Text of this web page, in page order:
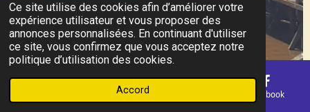
Ce site utilise des cookies afin d’améliorer votre
expérience utilisateur et vous proposer des
annonces personnalisées. En continuant d'utiliser
ce site, vous confirmez que vous acceptez notre
politique d’utilisation des cookies.
Accord
Téléphone Facebook